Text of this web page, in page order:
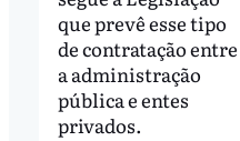
que prevê esse tipo
de contratação entre
a administração
pública e entes
privados.